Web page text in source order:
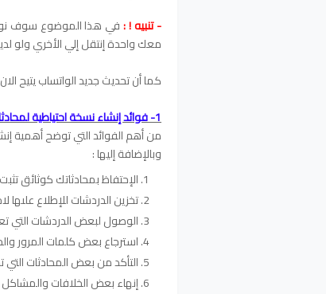
- تنبيه ! :في هذا الموضوع سوف
معك واحدة إنتقل إلي الأخري ولو
كما أن تحديث جديد الواتساب يتيح الان
1- فوائد إنشاء نسخة احتياطية لمحادثات الواتساب
من أهم الفوائد التي توضح أهمية
وبالإضافة إليها :
الإحتفاظ بمحادثاتك كوثائق
تخزين الدردشات للإطلاع
الوصول لبعض الدردشات التي
استرجاع بعض كلمات المرور
التأكد من بعض المحادثات
إنهاء بعض الخلافات